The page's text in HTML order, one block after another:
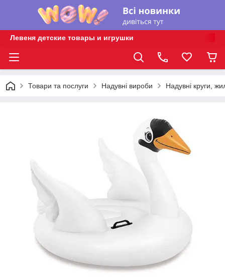
Левеня детские товары и игрушки
Товари та послуги Надувні вироби Надувні круги,